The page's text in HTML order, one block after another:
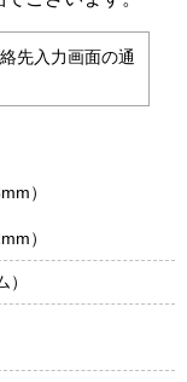
先入力画面の通
）
）